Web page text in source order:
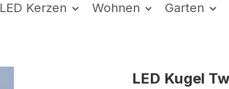
LED Kerzen Wohnen Garten
LED Kugel